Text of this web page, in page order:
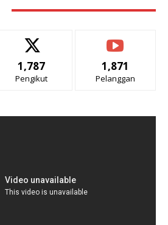
1,787
Pengikut
1,871
Pelanggan